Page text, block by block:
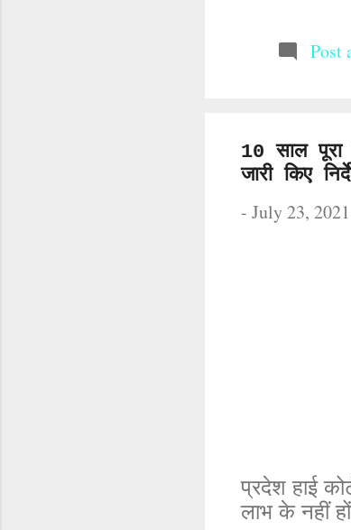
राकेश कुमार
Post
10 साल पूरा
जारी किए
- July 23, 2021
प्रदेश हाई
लाभ के नहीं